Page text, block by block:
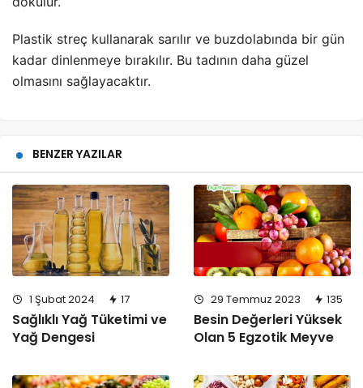
Plastik streç kullanarak sarılır ve buzdolabında bir gün
kadar dinlenmeye bırakılır. Bu tadının daha güzel
olmasını sağlayacaktır.
BENZER YAZILAR
1 Şubat 2024 17
Sağlıklı Yağ Tüketimi ve
Yağ Dengesi
29 Temmuz 2023 135
Besin Değerleri Yüksek
Olan 5 Egzotik Meyve